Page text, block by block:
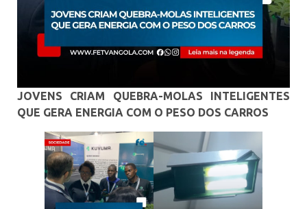
JOVENS CRIAM QUEBRA-MOLAS INTELIGENTES
QUE GERA ENERGIA COM O PESO DOS CARROS